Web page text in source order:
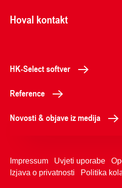
Hoval kontakt
HK-Select softver
Reference
Novosti & objave iz medija
Impressum Uvjeti uporabe
Izjava o privatnosti
Politika